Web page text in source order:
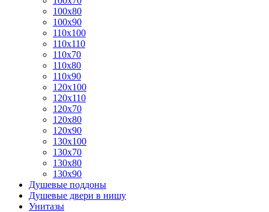
100x80
100x90
110x100
110x110
110x70
110x80
110x90
120x100
120x110
120x70
120x80
120x90
130x100
130x70
130x80
130x90
Душевые поддоны
Душевые двери в нишу
Унитазы